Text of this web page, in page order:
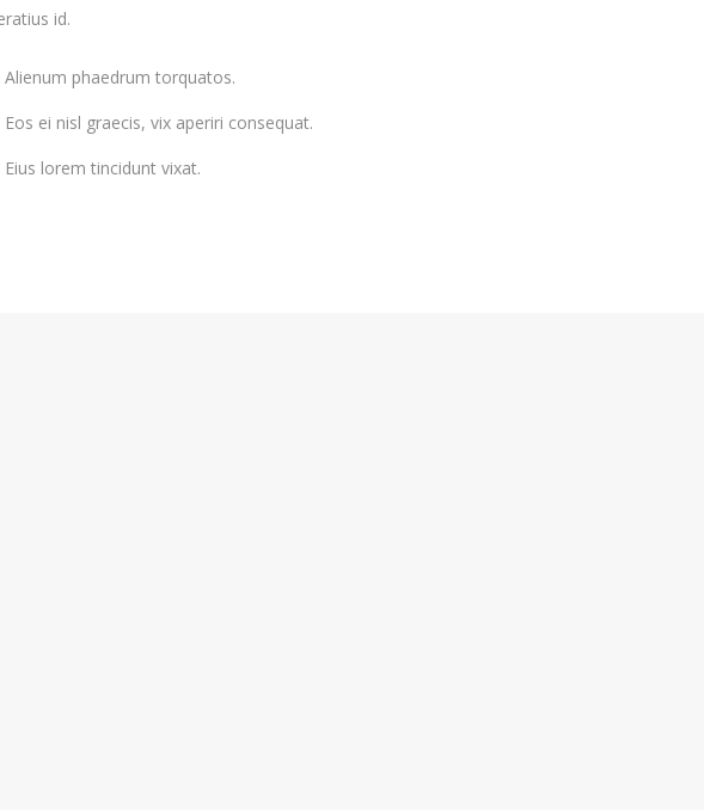
id.
Alienum phaedrum torquatos.
Eos ei nisl graecis, vix aperiri consequat.
Eius lorem tincidunt vixat.